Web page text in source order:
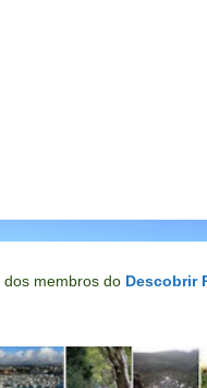
dos membros do Descobrir